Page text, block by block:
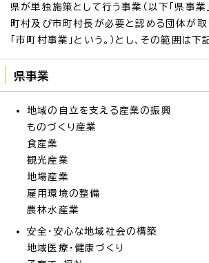
県が単独施策として行う事業（以下「県事業
町村及び市町村長が必要と認める団体が取
「市町村事業」という。）とし、その範囲は下
県事業
地域の自立を支える産業の振興
ものづくり産業
食産業
観光産業
地場産業
雇用環境の整備
農林水産業
安全・安心な地域社会の構築
地域医療・健康づくり